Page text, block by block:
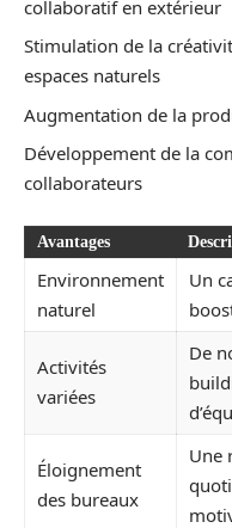
collaboratif en extérieur
Stimulation de la
espaces naturels
Augmentation de la
Développement de la
collaborateurs
Avantages
Environnement
naturel
Un
Activités
variées
De
Éloignement
des bureaux
Une